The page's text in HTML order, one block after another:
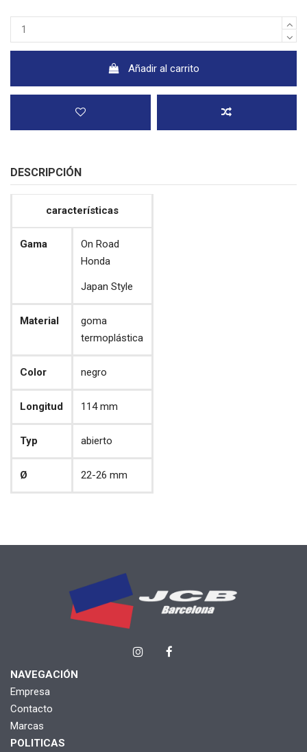
Añadir al carrito
DESCRIPCIÓN
características
Gama
On Road
Honda
Japan Style
Material
goma
termoplástica
Color negro
Longitud 114 mm
Typ abierto
Ø 22-26 mm
NAVEGACIÓN
Empresa
Contacto
Marcas
POLITICAS